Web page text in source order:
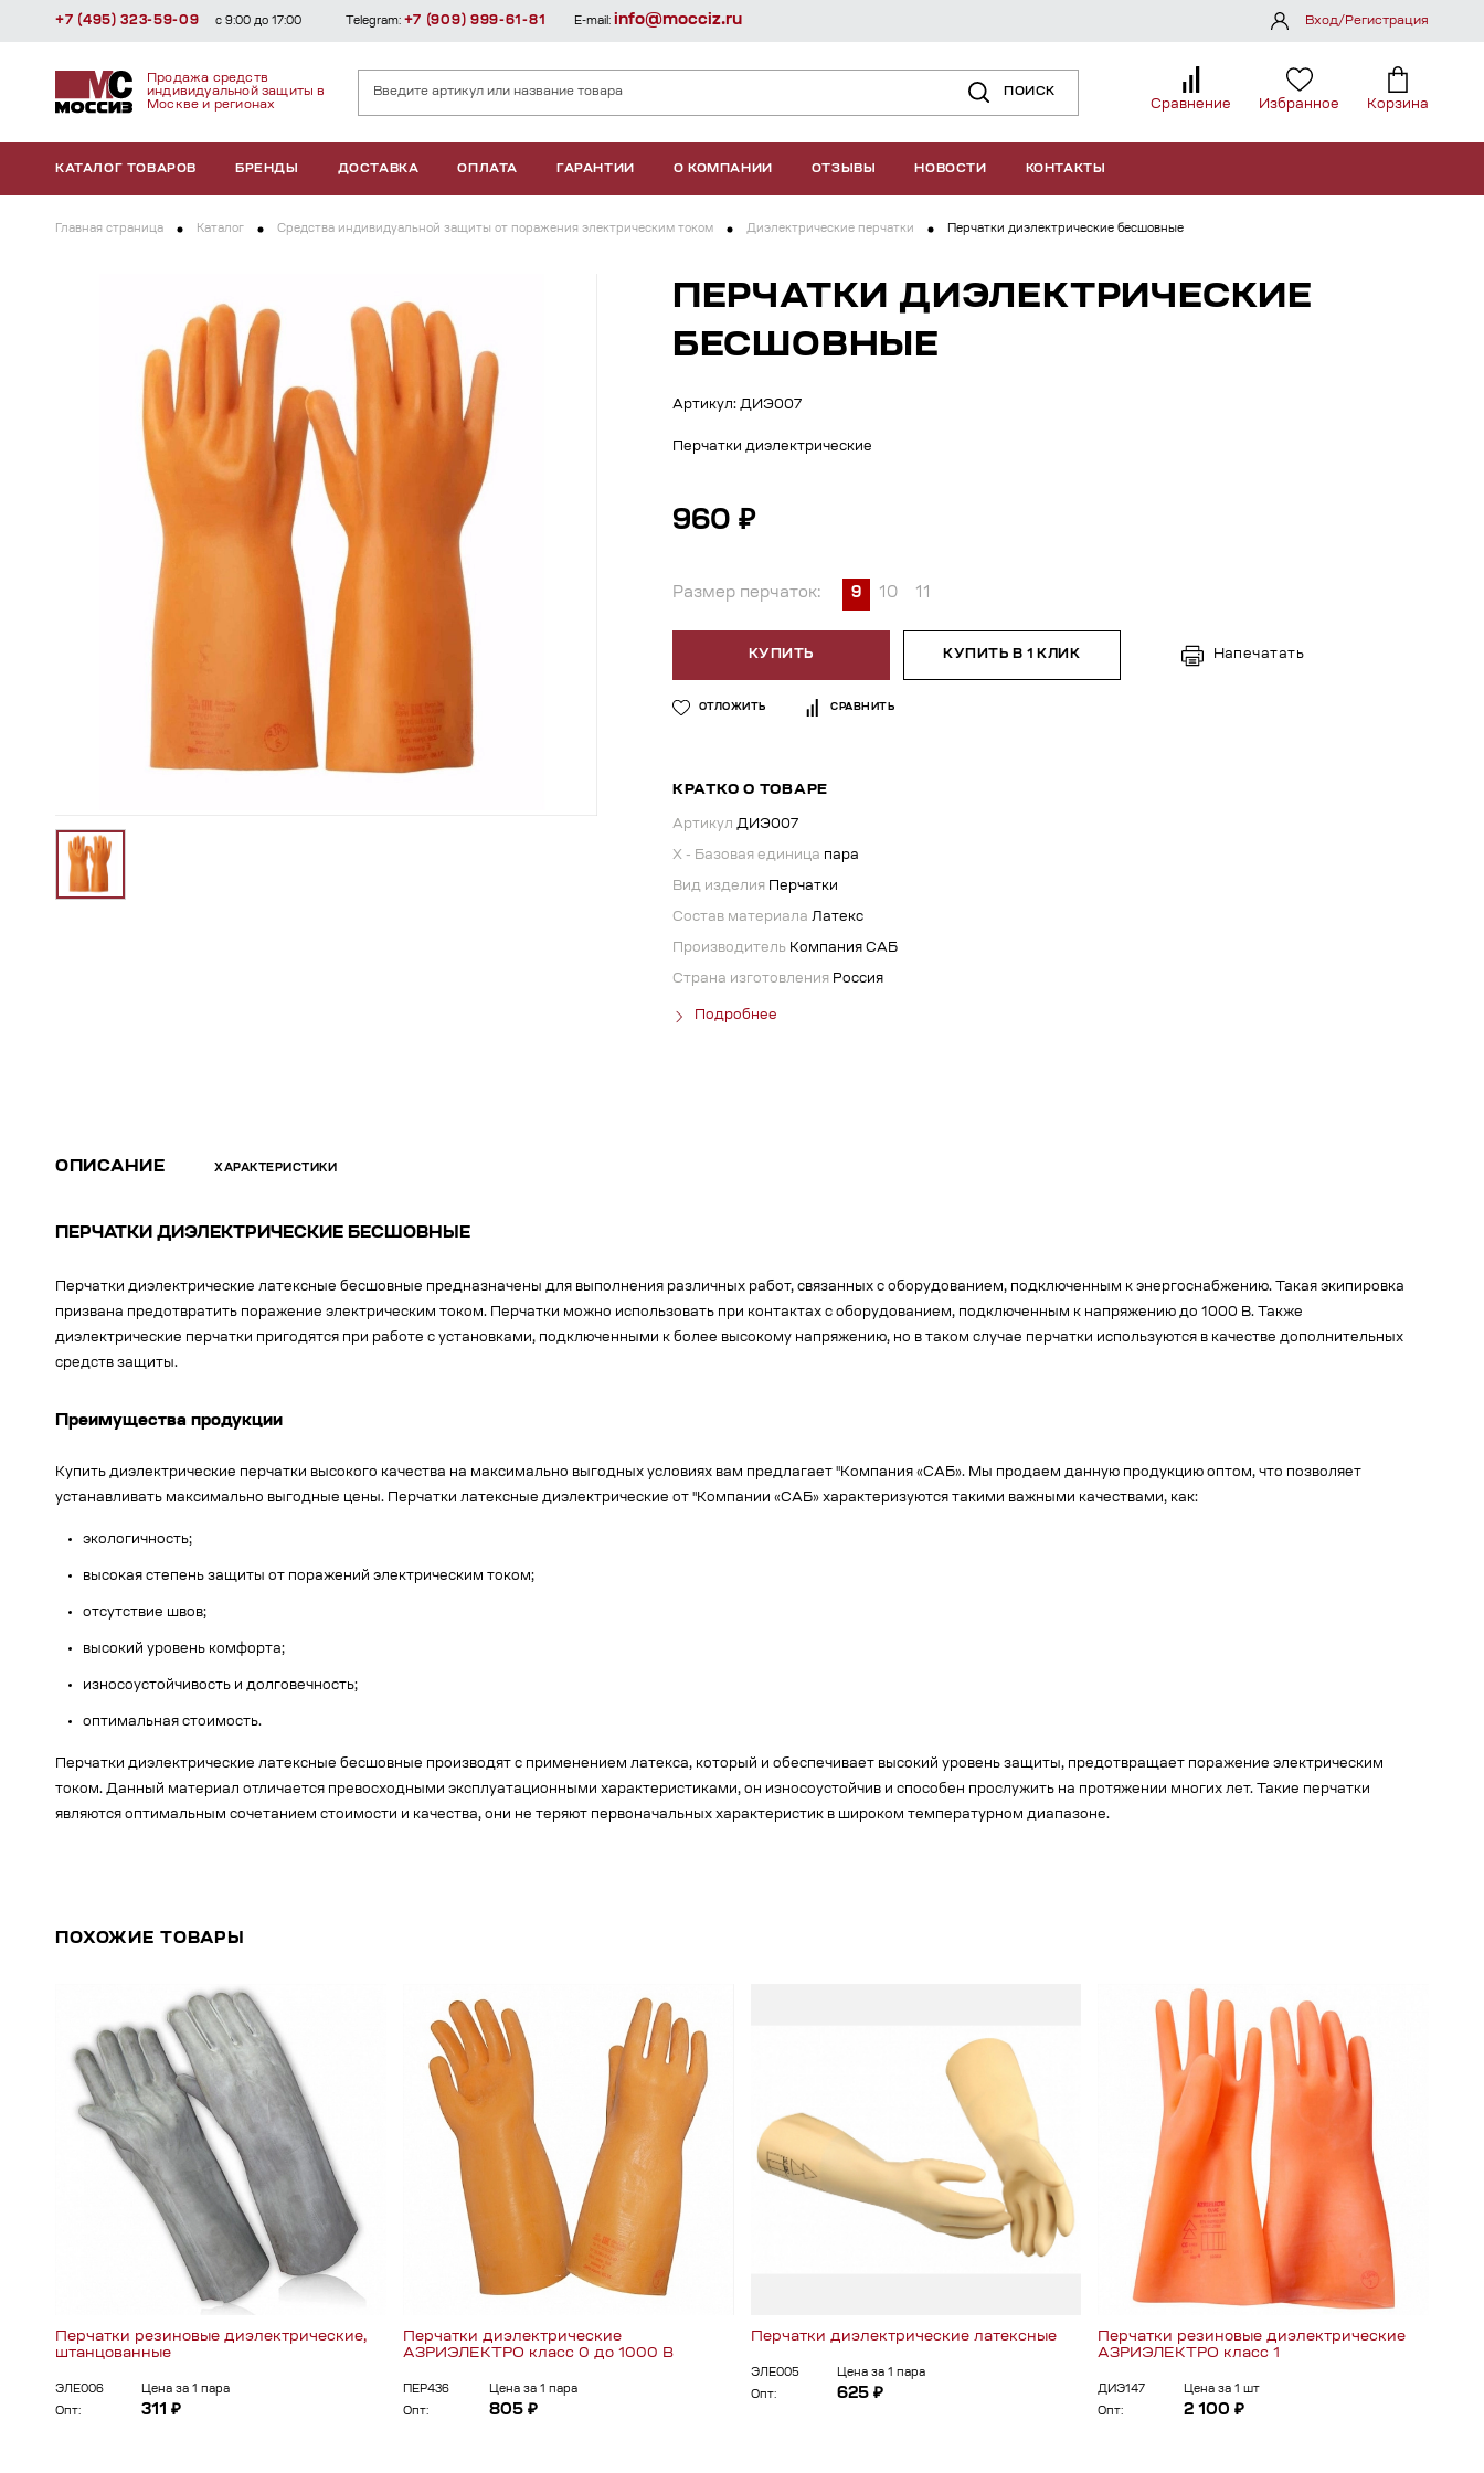
Продажа средств
индивидуальной защиты в
Москве и регионах
ПОИСК
Сравнение Избранное Корзина
КАТАЛОГ ТОВАРОВ БРЕНДЫ ДОСТАВКА ОПЛАТА ГАРАНТИИ О КОМПАНИИ ОТЗЫВЫ НОВОСТИ КОНТАКТЫ
+7 (495) 323-59-09 с 9:00 до 17:00 Telegram: +7 (909) 999-61-81 E-mail: info@mocciz.ru Вход/Регистрация
Главная страница Каталог Средства индивидуальной защиты от поражения электрическим током Диэлектрические перчатки Перчатки диэлектрические бесшовные
ПЕРЧАТКИ ДИЭЛЕКТРИЧЕСКИЕ
БЕСШОВНЫЕ
Артикул: ДИЭ007
Перчатки диэлектрические
960 ₽
Размер перчаток: 9 10 11
КУПИТЬ КУПИТЬ В 1 КЛИК Напечатать
ОТЛОЖИТЬ СРАВНИТЬ
КРАТКО О ТОВАРЕ
Артикул ДИЭ007
X - Базовая единица пара
Вид изделия Перчатки
Состав материала Латекс
Производитель Компания САБ
Страна изготовления Россия
Подробнее
ОПИСАНИЕ ХАРАКТЕРИСТИКИ
ПЕРЧАТКИ ДИЭЛЕКТРИЧЕСКИЕ БЕСШОВНЫЕ
Перчатки диэлектрические латексные бесшовные предназначены для выполнения различных работ, связанных с оборудованием, подключенным к энергоснабжению. Такая экипировка
призвана предотвратить поражение электрическим током. Перчатки можно использовать при контактах с оборудованием, подключенным к напряжению до 1000 В. Также
диэлектрические перчатки пригодятся при работе с установками, подключенными к более высокому напряжению, но в таком случае перчатки используются в качестве дополнительных
средств защиты.
Преимущества продукции
Купить диэлектрические перчатки высокого качества на максимально выгодных условиях вам предлагает "Компания «САБ». Мы продаем данную продукцию оптом, что позволяет
устанавливать максимально выгодные цены. Перчатки латексные диэлектрические от "Компании «САБ» характеризуются такими важными качествами, как:
экологичность;
высокая степень защиты от поражений электрическим током;
отсутствие швов;
высокий уровень комфорта;
износоустойчивость и долговечность;
оптимальная стоимость.
Перчатки диэлектрические латексные бесшовные производят с применением латекса, который и обеспечивает высокий уровень защиты, предотвращает поражение электрическим
током. Данный материал отличается превосходными эксплуатационными характеристиками, он износоустойчив и способен прослужить на протяжении многих лет. Такие перчатки
являются оптимальным сочетанием стоимости и качества, они не теряют первоначальных характеристик в широком температурном диапазоне.
ПОХОЖИЕ ТОВАРЫ
Перчатки резиновые диэлектрические,
штанцованные
ЭЛЕ006
Цена за 1 пара
Опт:
311 ₽
Перчатки диэлектрические
АЗРИЭЛЕКТРО класс 0 до 1000 В
ПЕР436
Цена за 1 пара
Опт:
805 ₽
Перчатки диэлектрические латексные
ЭЛЕ005
Цена за 1 пара
Опт:
625 ₽
Перчатки резиновые диэлектрические
АЗРИЭЛЕКТРО класс 1
ДИЭ147
Цена за 1 шт
Опт:
2 100 ₽